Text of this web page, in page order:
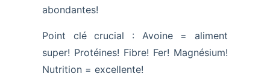
abondantes!
Point clé crucial : Avoine = aliment
super! Protéines! Fibre! Fer! Magnésium!
Nutrition = excellente!